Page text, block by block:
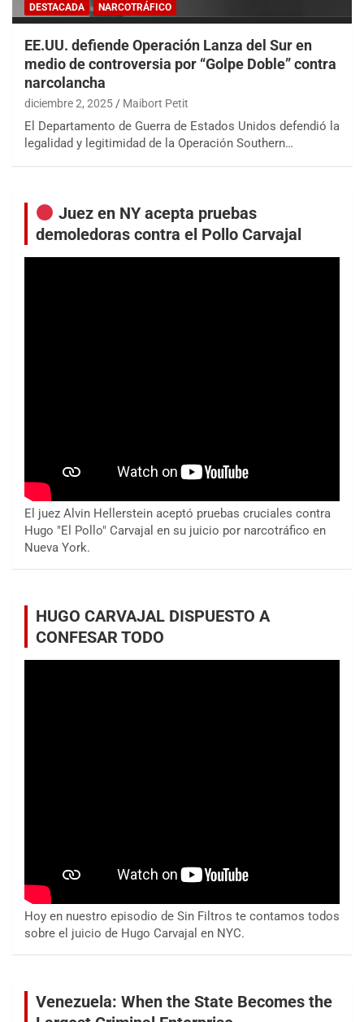
DESTACADA NARCOTRÁFICO
EE.UU. defiende Operación Lanza del Sur en
medio de controversia por “Golpe Doble” contra
narcolancha
diciembre 2, 2025 Maibort Petit
El Departamento de Guerra de Estados Unidos defendió la
legalidad y legitimidad de la Operación Southern…
Juez en NY acepta pruebas
demoledoras contra el Pollo Carvajal
El juez Alvin Hellerstein aceptó pruebas cruciales contra
Hugo "El Pollo" Carvajal en su juicio por narcotráfico en
Nueva York.
HUGO CARVAJAL DISPUESTO A
CONFESAR TODO
Hoy en nuestro episodio de Sin Filtros te contamos todos
sobre el juicio de Hugo Carvajal en NYC.
Venezuela: When the State Becomes the